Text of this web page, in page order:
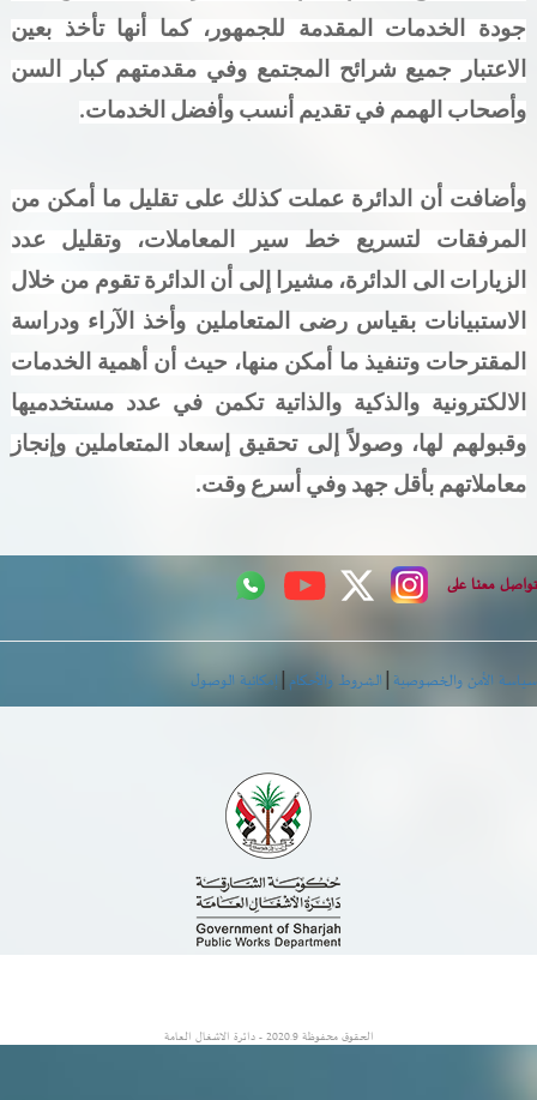
جودة الخدمات المقدمة للجمهور، كما أنها تأخذ بعين
الاعتبار جميع شرائح المجتمع وفي مقدمتهم كبار السن
وأصحاب الهمم في تقديم أنسب وأفضل الخدمات.
وأضافت أن الدائرة عملت كذلك على تقليل ما أمكن من
المرفقات لتسريع خط سير المعاملات، وتقليل عدد
الزيارات الى الدائرة، مشيرا إلى أن الدائرة تقوم من خلال
الاستبيانات بقياس رضى المتعاملين وأخذ الآراء ودراسة
المقترحات وتنفيذ ما أمكن منها، حيث أن أهمية الخدمات
الالكترونية والذكية والذاتية تكمن في عدد مستخدميها
وقبولهم لها، وصولاً إلى تحقيق إسعاد المتعاملين وإنجاز
معاملاتهم بأقل جهد وفي أسرع وقت.
معنا على
الأمن والخصوصية| الشروط والأحكام| إمكانية الوصول
الحقوق محفوظة 2020.9 - دائرة الاشغال العامة